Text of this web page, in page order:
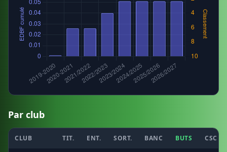
Par club
CLUB TIT. ENT. SORT. BANC BUTS CSC